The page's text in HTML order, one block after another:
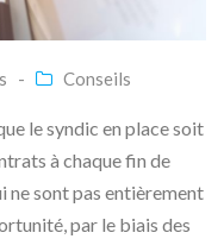
- Conseils
le syndic en place soit
à chaque fin de
ne sont pas entièrement
par le biais des